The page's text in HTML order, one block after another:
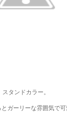
スタンドカラー。
とガーリーな雰囲気で